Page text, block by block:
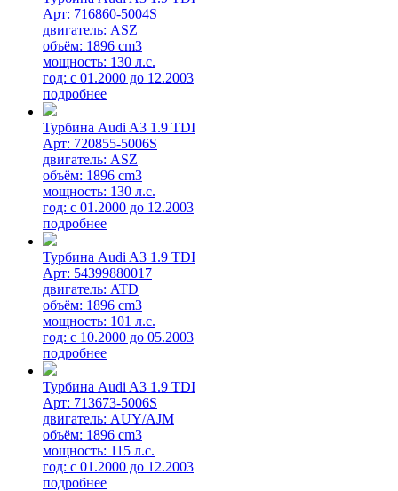
Арт: 716860-5004S
двигатель: ASZ
объём: 1896 cm3
мощность: 130 л.с.
год: с 01.2000 до 12.2003
подробнее
Турбина Audi A3 1.9 TDI
Арт: 720855-5006S
двигатель: ASZ
объём: 1896 cm3
мощность: 130 л.с.
год: с 01.2000 до 12.2003
подробнее
Турбина Audi A3 1.9 TDI
Арт: 54399880017
двигатель: ATD
объём: 1896 cm3
мощность: 101 л.с.
год: с 10.2000 до 05.2003
подробнее
Турбина Audi A3 1.9 TDI
Арт: 713673-5006S
двигатель: AUY/AJM
объём: 1896 cm3
мощность: 115 л.с.
год: с 01.2000 до 12.2003
подробнее